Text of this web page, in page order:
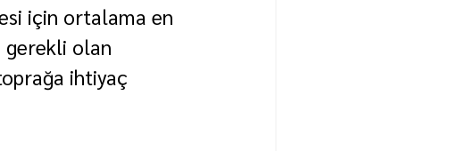
için ortalama en
gerekli olan
ihtiyaç